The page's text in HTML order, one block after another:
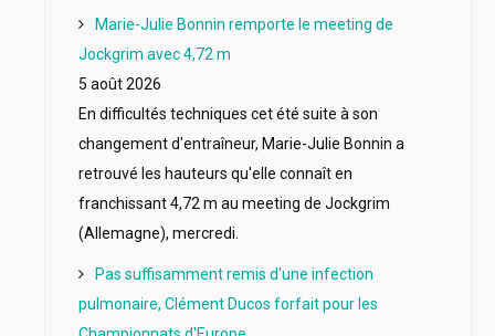
Marie-Julie Bonnin remporte le meeting de
Jockgrim avec 4,72 m
5 août 2026
En difficultés techniques cet été suite à son
changement d'entraîneur, Marie-Julie Bonnin a
retrouvé les hauteurs qu'elle connaît en
franchissant 4,72 m au meeting de Jockgrim
(Allemagne), mercredi.
Pas suffisamment remis d'une infection
pulmonaire, Clément Ducos forfait pour les